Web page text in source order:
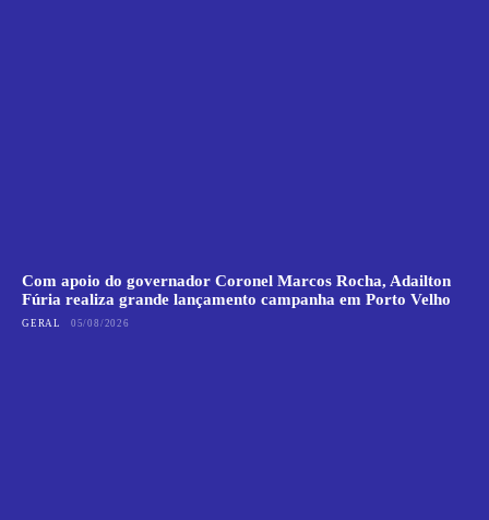
Com apoio do governador Coronel Marcos Rocha, Adailton
Fúria realiza grande lançamento campanha em Porto Velho
GERAL 05/08/2026